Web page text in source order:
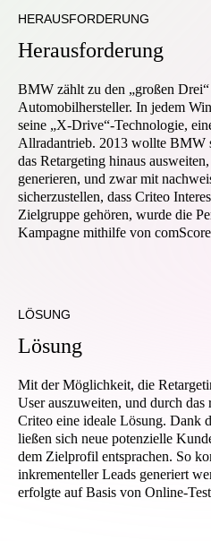
HERAUSFORDERUNG
Herausforderung
BMW zählt zu den „großen
Automobilhersteller. In jedem
seine „X-Drive“-Technologie,
Allradantrieb. 2013 wollte BMW
das Retargeting hinaus
generieren, und zwar mit
sicherzustellen, dass Criteo
Zielgruppe gehören, wurde die
Kampagne mithilfe von
LÖSUNG
Lösung
Mit der Möglichkeit, die
User auszuweiten, und durch
Criteo eine ideale Lösung. Dank
ließen sich neue potenzielle
dem Zielprofil entsprachen. So
inkrementeller Leads generiert
erfolgte auf Basis von Online-